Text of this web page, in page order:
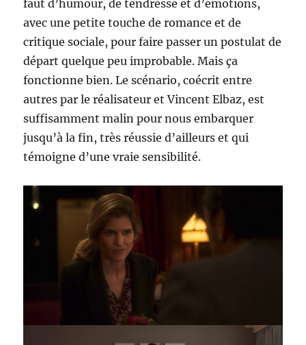
faut d’humour, de tendresse et d’émotions,
avec une petite touche de romance et de
critique sociale, pour faire passer un postulat de
départ quelque peu improbable. Mais ça
fonctionne bien. Le scénario, coécrit entre
autres par le réalisateur et Vincent Elbaz, est
suffisamment malin pour nous embarquer
jusqu’à la fin, très réussie d’ailleurs et qui
témoigne d’une vraie sensibilité.